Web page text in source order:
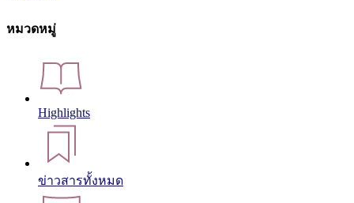
หมวดหมู่
Highlights
ข่าวสารทั้งหมด